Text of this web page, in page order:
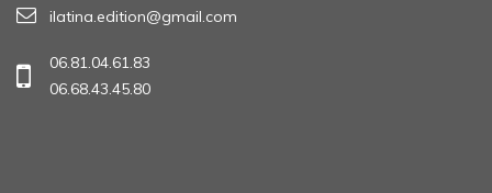
ilatina.edition@gmail.com
06.81.04.61.83
06.68.43.45.80